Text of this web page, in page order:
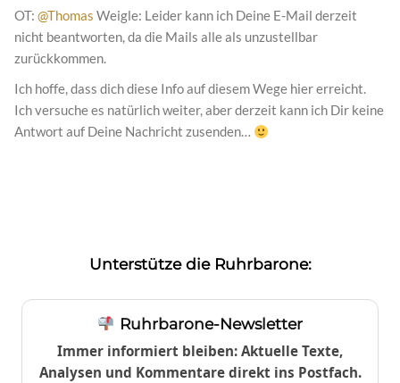
OT: @Thomas Weigle: Leider kann ich Deine E-Mail derzeit
nicht beantworten, da die Mails alle als unzustellbar
zurückkommen.
Ich hoffe, dass dich diese Info auf diesem Wege hier erreicht.
Ich versuche es natürlich weiter, aber derzeit kann ich Dir keine
Antwort auf Deine Nachricht zusenden…
Unterstütze die Ruhrbarone:
Ruhrbarone-Newsletter
Immer informiert bleiben: Aktuelle Texte,
Analysen und Kommentare direkt ins Postfach.